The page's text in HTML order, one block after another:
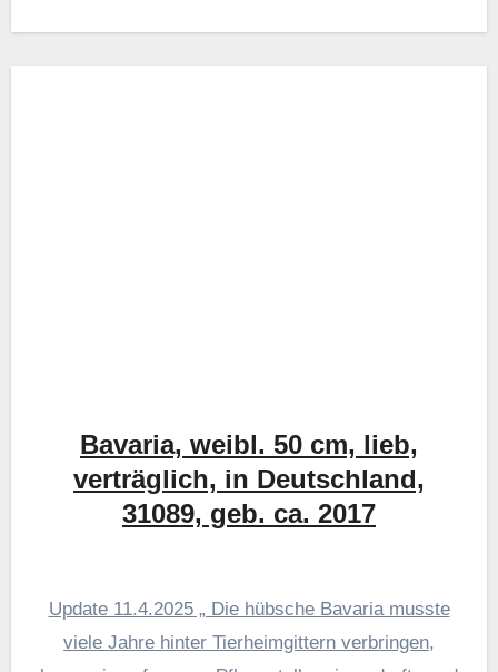
Bavaria, weibl. 50 cm, lieb,
verträglich, in Deutschland,
31089, geb. ca. 2017
Update 11.4.2025 „ Die hübsche Bavaria musste
viele Jahre hinter Tierheimgittern verbringen,